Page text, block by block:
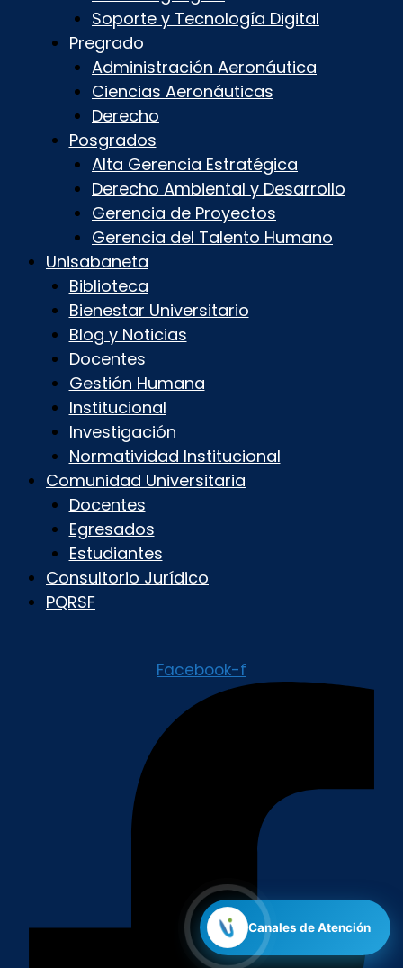
Canales de Atención
Soporte y Tecnología Digital
Pregrado
Administración Aeronáutica
Ciencias Aeronáuticas
Derecho
Posgrados
Alta Gerencia Estratégica
Derecho Ambiental y Desarrollo
Gerencia de Proyectos
Gerencia del Talento Humano
Unisabaneta
Biblioteca
Bienestar Universitario
Blog y Noticias
Docentes
Gestión Humana
Institucional
Investigación
Normatividad Institucional
Comunidad Universitaria
Docentes
Egresados
Estudiantes
Consultorio Jurídico
PQRSF
Facebook-f